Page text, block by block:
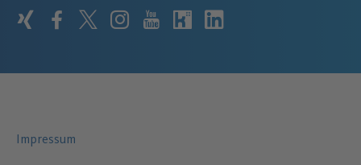
xingfacebook
twitter
instagram
youtube
kununulinkedin
Impressum